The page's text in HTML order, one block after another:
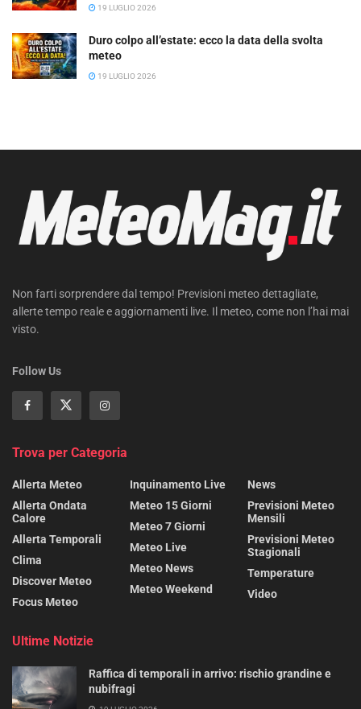
19 LUGLIO 2026
Duro colpo all’estate: ecco la data della svolta
meteo
19 LUGLIO 2026
Non farti sorprendere dal tempo! Previsioni meteo dettagliate,
allerte tempo reale e aggiornamenti live. Il meteo, come non l’hai mai
visto.
Follow Us
Trova per Categoria
Allerta Meteo
Allerta Ondata
Calore
Allerta Temporali
Clima
Discover Meteo
Focus Meteo
Inquinamento Live
Meteo 15 Giorni
Meteo 7 Giorni
Meteo Live
Meteo News
Meteo Weekend
News
Previsioni Meteo
Mensili
Previsioni Meteo
Stagionali
Temperature
Video
Ultime Notizie
Raffica di temporali in arrivo: rischio grandine e
nubifragi